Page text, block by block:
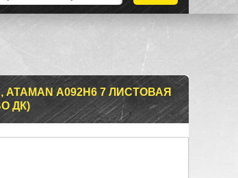
А092H6 7 ЛИСТОВАЯ
ДК)